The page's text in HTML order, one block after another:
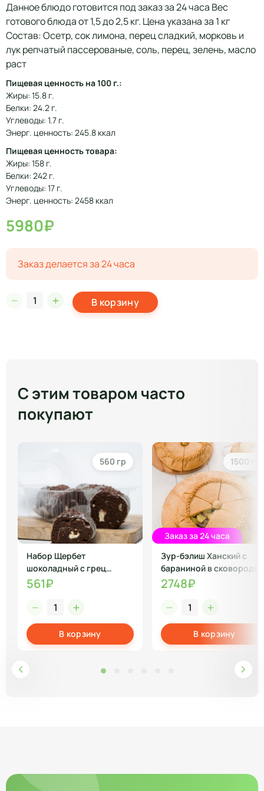
Данное блюдо готовится под заказ за 24 часа Вес
готового блюда от 1,5 до 2,5 кг. Цена указана за 1 кг
Состав: Осетр, сок лимона, перец сладкий, морковь и
лук репчатый пассерованые, соль, перец, зелень, масло
раст
Пищевая ценность на 100 г.:
Жиры: 15.8 г.
Белки: 24.2 г.
Углеводы: 1.7 г.
Энерг. ценность: 245.8 ккал
Пищевая ценность товара:
Жиры: 158 г.
Белки: 242 г.
Углеводы: 17 г.
Энерг. ценность: 2458 ккал
5980₽
Заказ делается за 24 часа
В корзину
С этим товаром часто
покупают
560 гр
Набор Щербет
шоколадный с грец
орехом
561₽
В корзину
1500 гр
Заказ за 24 часа
Зур-бэлиш Ханский с
бараниной в сковороде
2748₽
В корзину